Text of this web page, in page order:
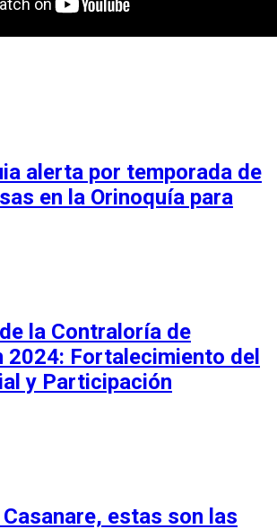
alerta por temporada de
en la Orinoquía para
la Contraloría de
2024: Fortalecimiento del
y Participación
estas son las